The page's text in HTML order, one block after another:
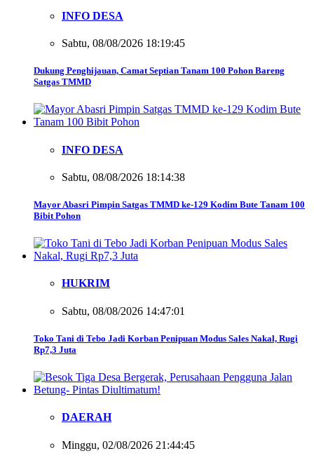
INFO DESA
Sabtu, 08/08/2026 18:19:45
Dukung Penghijauan, Camat Septian Tanam 100 Pohon Bareng
Satgas TMMD
INFO DESA
Sabtu, 08/08/2026 18:14:38
Mayor Abasri Pimpin Satgas TMMD ke-129 Kodim Bute Tanam 100
Bibit Pohon
HUKRIM
Sabtu, 08/08/2026 14:47:01
Toko Tani di Tebo Jadi Korban Penipuan Modus Sales Nakal, Rugi
Rp7,3 Juta
DAERAH
Minggu, 02/08/2026 21:44:45